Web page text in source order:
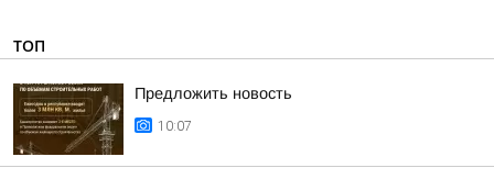
ТОП
Предложить новость
10:07